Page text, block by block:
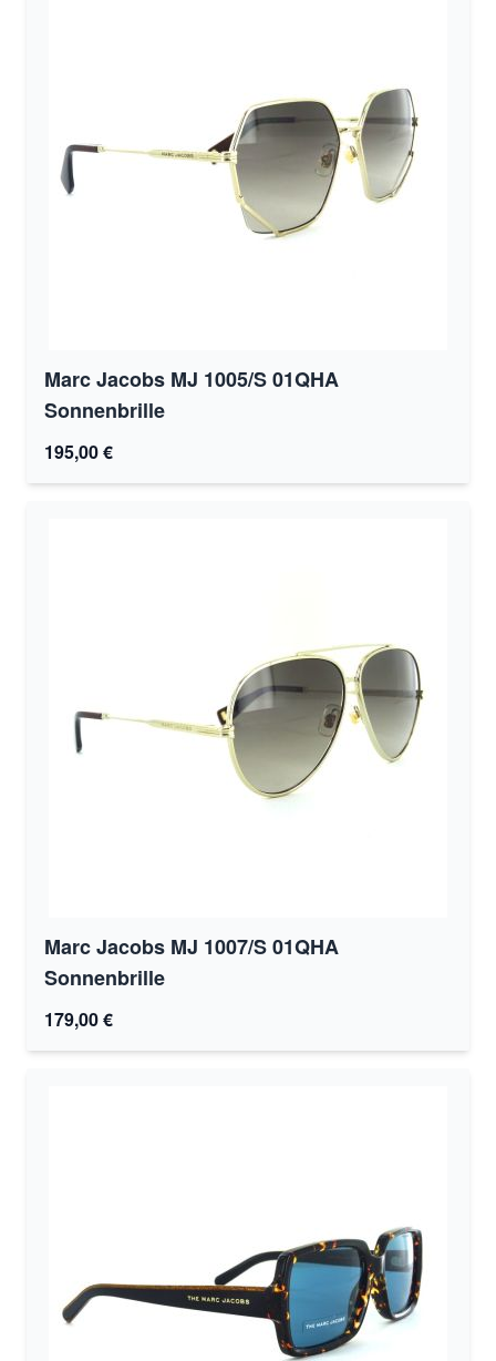
Marc Jacobs MJ 1005/S 01QHA
Sonnenbrille
195,00 €
Marc Jacobs MJ 1007/S 01QHA
Sonnenbrille
179,00 €